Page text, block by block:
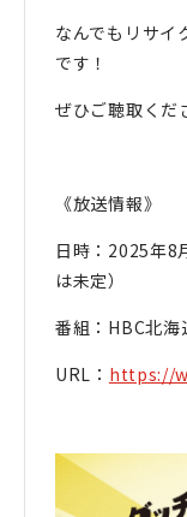
なんでもリサイ
です！
ぜひご聴取くだ
《放送情報》
日時：2025年
は未定）
番組：HBC北海
URL： https://